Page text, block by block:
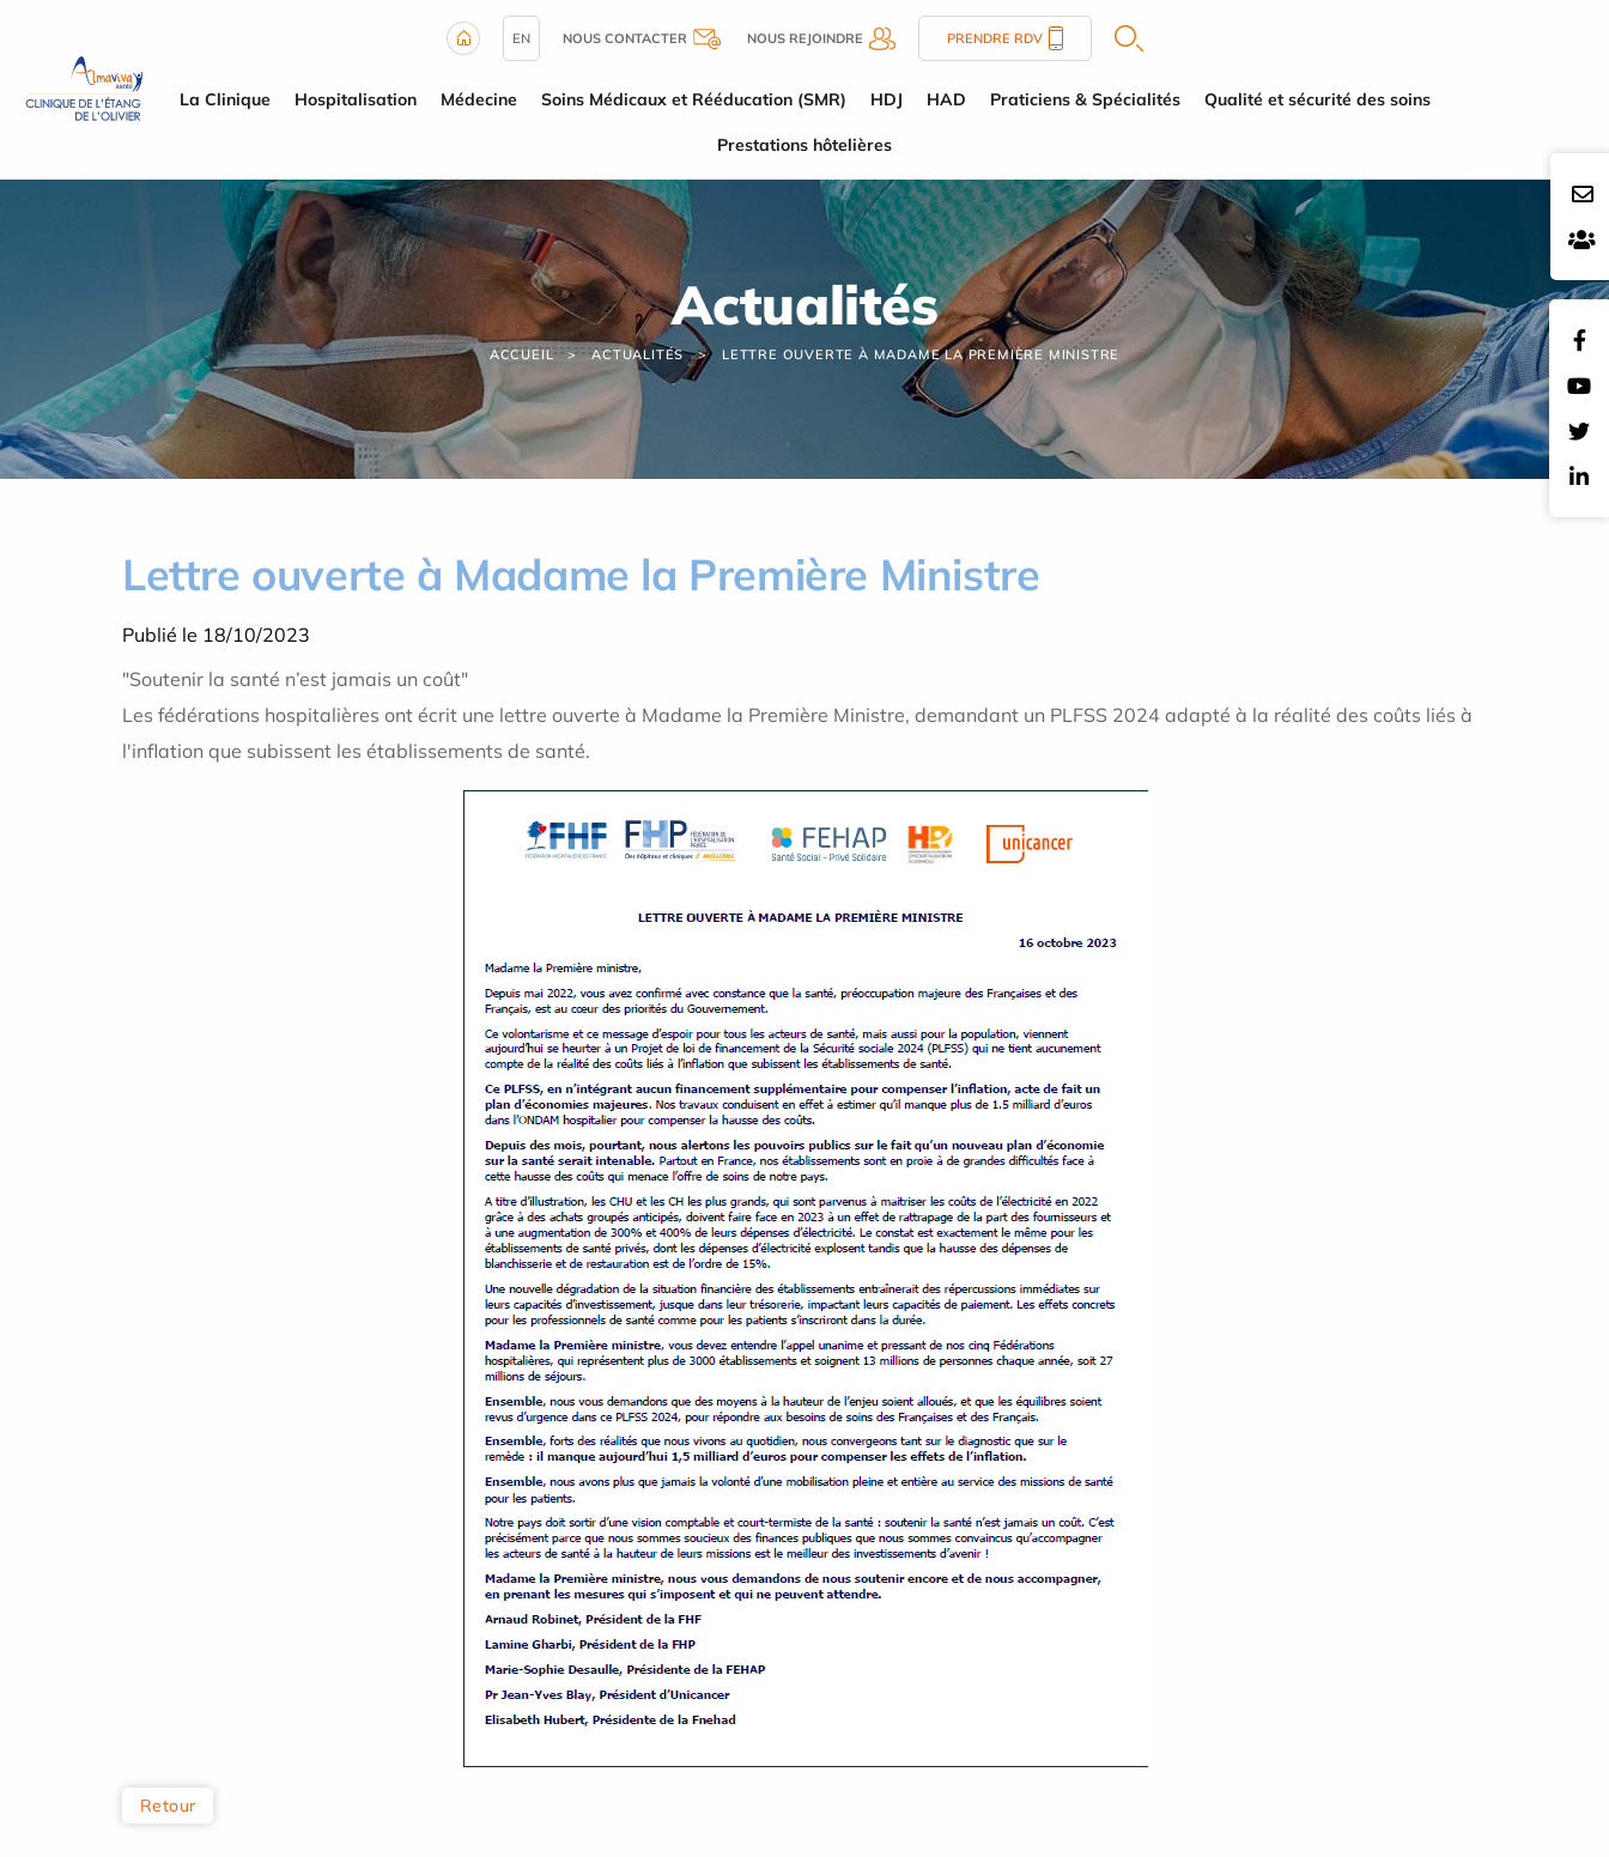
EN NOUS CONTACTER NOUS REJOINDRE PRENDRE RDV
La Clinique Hospitalisation Médecine Soins Médicaux et Rééducation (SMR) HDJ HAD Praticiens & Spécialités Qualité et sécurité des soins
Prestations hôtelières
Actualités
ACCUEIL ACTUALITÉS LETTRE OUVERTE À MADAME LA PREMIÈRE MINISTRE
Lettre ouverte à Madame la Première Ministre
Publié le 18/10/2023
"Soutenir la santé n’est jamais un coût"
Les fédérations hospitalières ont écrit une lettre ouverte à Madame la Première Ministre, demandant un PLFSS 2024 adapté à la réalité des coûts liés à
l'inflation que subissent les établissements de santé.
Retour